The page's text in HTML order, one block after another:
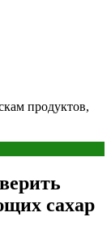
продуктов,
сахар